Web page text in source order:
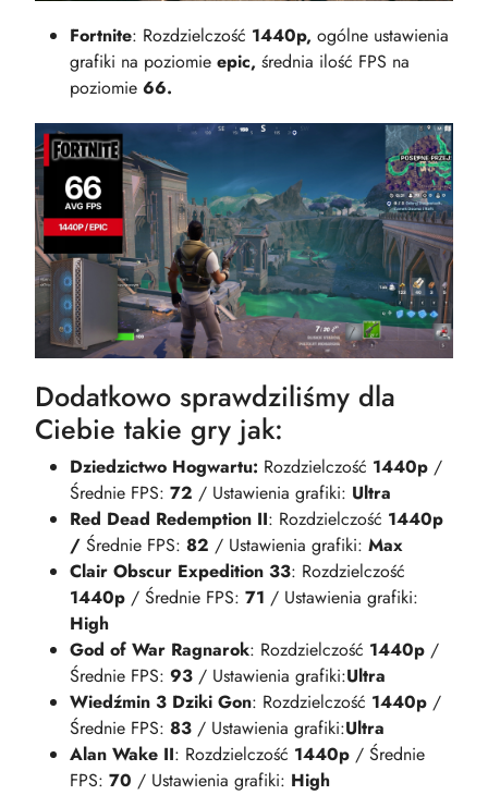
Fortnite: Rozdzielczość 1440p, ogólne ustawienia
grafiki na poziomie epic, średnia ilość FPS na
poziomie 66.
Dodatkowo sprawdziliśmy dla
Ciebie takie gry jak:
Dziedzictwo Hogwartu: Rozdzielczość 1440p /
Średnie FPS: 72 / Ustawienia grafiki: Ultra​
Red Dead Redemption II: Rozdzielczość 1440p
/ Średnie FPS: 82 / Ustawienia grafiki: Max​
Clair Obscur Expedition 33: Rozdzielczość
1440p / Średnie FPS: 71 / Ustawienia grafiki:
High
God of War Ragnarok: Rozdzielczość 1440p /
Średnie FPS: 93 / Ustawienia grafiki:Ultra
Wiedźmin 3 Dziki Gon: Rozdzielczość 1440p /
Średnie FPS: 83 / Ustawienia grafiki:Ultra
Alan Wake II: Rozdzielczość 1440p / Średnie
FPS: 70 / Ustawienia grafiki: High